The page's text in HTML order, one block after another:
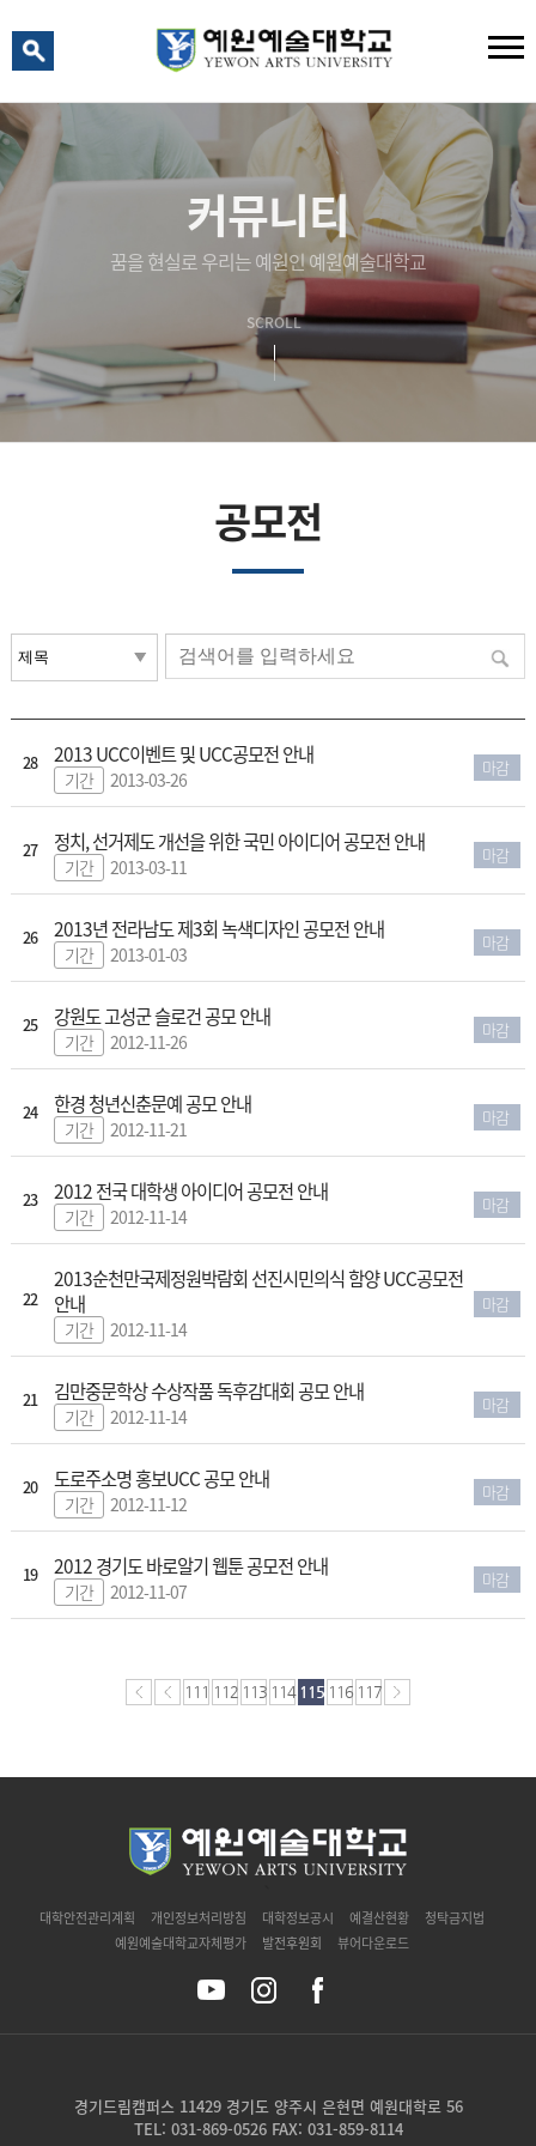
커뮤니티
꿈을 현실로 우리는 예원인 예원예술대학교
SCROLL
공모전
28 2013 UCC이벤트 및 UCC공모전 안내
기간 2013-03-26
마감
27 정치, 선거제도 개선을 위한 국민 아이디어 공모전 안내
기간 2013-03-11
마감
26 2013년 전라남도 제3회 녹색디자인 공모전 안내
기간 2013-01-03
마감
25 강원도 고성군 슬로건 공모 안내
기간 2012-11-26
마감
24 한경 청년신춘문예 공모 안내
기간 2012-11-21
마감
23 2012 전국 대학생 아이디어 공모전 안내
기간 2012-11-14
마감
22
2013순천만국제정원박람회 선진시민의식 함양 UCC공모전
안내
기간 2012-11-14
마감
21 김만중문학상 수상작품 독후감대회 공모 안내
기간 2012-11-14
마감
20 도로주소명 홍보UCC 공모 안내
기간 2012-11-12
마감
19 2012 경기도 바로알기 웹툰 공모전 안내
기간 2012-11-07
마감
111 112 113 114 115 116 117
대학안전관리계획 개인정보처리방침 대학정보공시 예결산현황
청탁금지법
예원예술대학교자체평가
발전후원회 뷰어다운로드
경기드림캠퍼스 11429 경기도 양주시 은현면 예원대학로 56
TEL: 031-869-0526 FAX: 031-859-8114